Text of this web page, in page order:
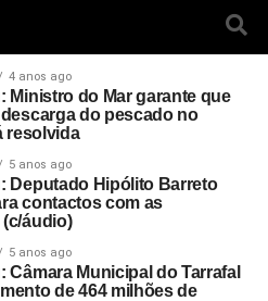
4 anos ago
Ministro do Mar garante que
do pescado no
resolvida
5 anos ago
Deputado Hipólito Barreto
contactos com as
áudio)
5 anos ago
Câmara Municipal do Tarrafal
de 464 milhões de